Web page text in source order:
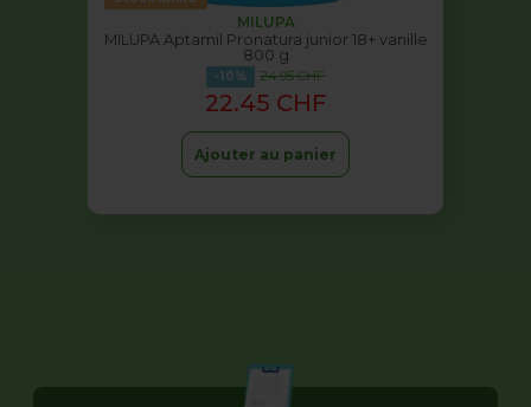
MILUPA
MILUPA Aptamil Pronatura junior 18+ vanille
800 g
-10% 24.95 CHF
22.45 CHF
Ajouter au panier